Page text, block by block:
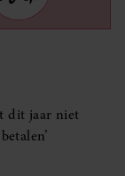
dit jaar niet